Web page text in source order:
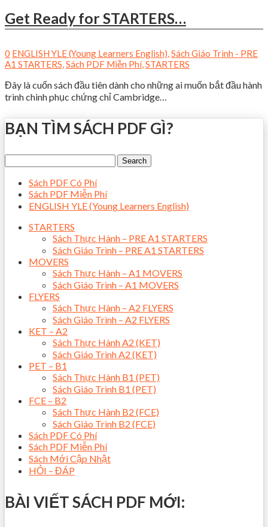
Get Ready for STARTERS…
0 ENGLISH YLE (Young Learners English),Sách Giáo Trình - PRE
A1 STARTERS,Sách PDF Miễn Phí,STARTERS
Đây là cuốn sách đầu tiên dành cho những ai muốn bắt đầu hành
trình chinh phục chứng chỉ Cambridge…
BẠN TÌM SÁCH PDF GÌ?
Sách PDF Có Phí
Sách PDF Miễn Phí
ENGLISH YLE (Young Learners English)
STARTERS
Sách Thực Hành – PRE A1 STARTERS
Sách Giáo Trình – PRE A1 STARTERS
MOVERS
Sách Thực Hành – A1 MOVERS
Sách Giáo Trình – A1 MOVERS
FLYERS
Sách Thực Hành – A2 FLYERS
Sách Giáo Trình – A2 FLYERS
KET – A2
Sách Thực Hành A2 (KET)
Sách Giáo Trình A2 (KET)
PET – B1
Sách Thực Hành B1 (PET)
Sách Giáo Trình B1 (PET)
FCE – B2
Sách Thực Hành B2 (FCE)
Sách Giáo Trình B2 (FCE)
Sách PDF Có Phí
Sách PDF Miễn Phí
Sách Mới Cập Nhật
HỎI – ĐÁP
BÀI VIẾT SÁCH PDF MỚI: